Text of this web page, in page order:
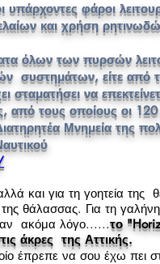
φάροι
και χρήση
όλων των πυρσών
συστημάτων, είτε από
σταματήσει να
τους οποίους οι 120
Μνημεία της
και για τη γοητεία της
θάλασσας. Για τη
ακόμα λόγο......το
άκρες της Αττικής.
έπρεπε να σου έχω πει